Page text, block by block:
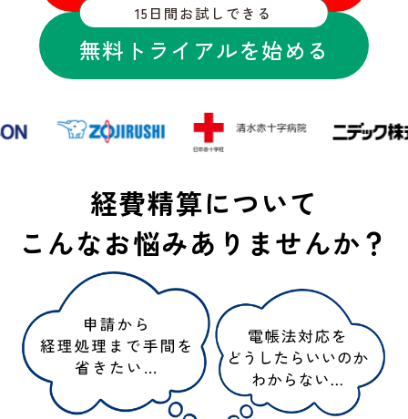
15日間お試しできる
無料トライアルを始める
経費精算について
こんなお悩みありませんか？